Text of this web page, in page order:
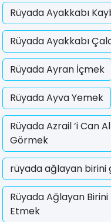
Rüyada Ayakkabı
Rüyada Ayakkabı
Rüyada Ayran İçmek
Rüyada Ayva Yemek
Rüyada Azrail ’i Can
Görmek
rüyada ağlayan birini
Rüyada Ağlayan Birini
Etmek